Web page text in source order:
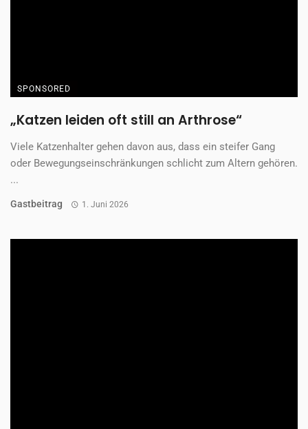
SPONSORED
„Katzen leiden oft still an Arthrose“
Viele Katzenhalter gehen davon aus, dass ein steifer Gang
oder Bewegungseinschränkungen schlicht zum Altern gehören.
...
Gastbeitrag 1. Juni 2026